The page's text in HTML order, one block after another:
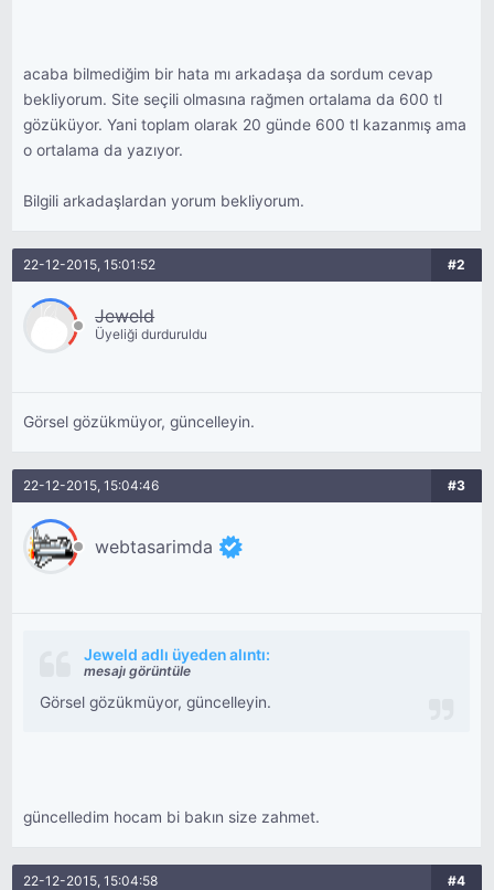
acaba bilmediğim bir hata mı arkadaşa da sordum cevap
bekliyorum. Site seçili olmasına rağmen ortalama da 600 tl
gözüküyor. Yani toplam olarak 20 günde 600 tl kazanmış ama
o ortalama da yazıyor.
Bilgili arkadaşlardan yorum bekliyorum.
22-12-2015, 15:01:52 #2
Jeweld
Üyeliği durduruldu
Görsel gözükmüyor, güncelleyin.
22-12-2015, 15:04:46 #3
webtasarimda
Jeweld adlı üyeden alıntı:
mesajı görüntüle
Görsel gözükmüyor, güncelleyin.
güncelledim hocam bi bakın size zahmet.
22-12-2015, 15:04:58 #4